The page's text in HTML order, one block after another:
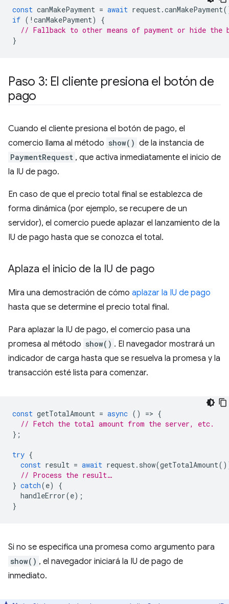
const canMakePayment = await request.canMakePayment
if ( ! canMakePayment)
{
// Fallback to other means of payment or hide the
}
Paso 3: El cliente presiona el botón de
pago
Cuando el cliente presiona el botón de pago, el
comercio llama al método show() de la instancia de
PaymentRequest , que activa inmediatamente el inicio de
la IU de pago.
En caso de que el precio total final se establezca de
forma dinámica (por ejemplo, se recupere de un
servidor), el comercio puede aplazar el lanzamiento de la
IU de pago hasta que se conozca el total.
Aplaza el inicio de la IU de pago
Mira una demostración de cómo aplazar la IU de pago
hasta que se determine el precio total final.
Para aplazar la IU de pago, el comercio pasa una
promesa al método show() . El navegador mostrará un
indicador de carga hasta que se resuelva la promesa y la
transacción esté lista para comenzar.
const getTotalAmount = async () => {
// Fetch the total amount from the server, etc.
};
try {
const result = await request. show(getTotalAmount
// Process the result…
} catch(e)
{
handleError(e);
}
Si no se especifica una promesa como argumento para
show() , el navegador iniciará la IU de pago de
inmediato.